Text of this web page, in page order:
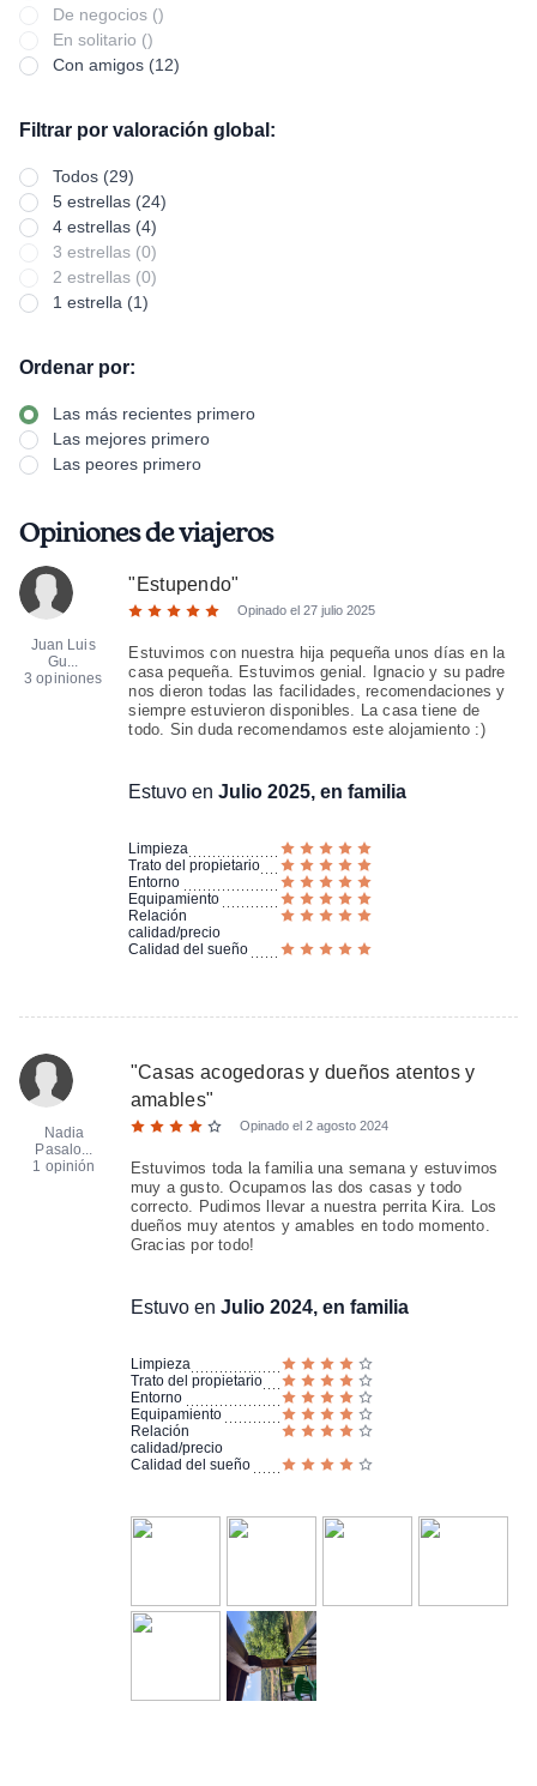
De negocios ()
En solitario ()
Con amigos (12)
Filtrar por valoración global:
Todos (29)
5 estrellas (24)
4 estrellas (4)
3 estrellas (0)
2 estrellas (0)
1 estrella (1)
Ordenar por:
Las más recientes primero
Las mejores primero
Las peores primero
Opiniones de viajeros
Juan Luis
Gu...
3 opiniones
" Estupendo"
Opinado el27 julio 2025
Estuvimos con nuestra hija pequeña unos días en la
casa pequeña. Estuvimos genial. Ignacio y su padre
nos dieron todas las facilidades, recomendaciones y
siempre estuvieron disponibles. La casa tiene de
todo. Sin duda recomendamos este alojamiento :)
Estuvo enJulio 2025, en familia
Limpieza
Trato del propietario
Entorno
Equipamiento
Relación
calidad/precio
Calidad del sueño
Nadia
Pasalo...
1 opinión
"Casas acogedoras y dueños atentos y
amables"
Opinado el 2 agosto 2024
Estuvimos toda la familia una semana y estuvimos
muy a gusto. Ocupamos las dos casas y todo
correcto. Pudimos llevar a nuestra perrita Kira. Los
dueños muy atentos y amables en todo momento.
Gracias por todo!
Estuvo en Julio 2024, en familia
Limpieza
Trato del propietario
Entorno
Equipamiento
Relación
calidad/precio
Calidad del sueño